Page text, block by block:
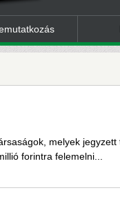
melyek
forintra felemelni...